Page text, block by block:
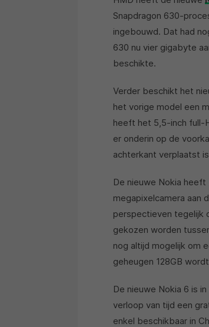
Snapdragon 630-
ingebouwd. Dat had
630 nu vier gigabyte
beschikte.
Verder beschikt het
het vorige model een
heeft het 5,5-inch full-
er onderin op de
achterkant verplaatst
De nieuwe Nokia heeft
megapixelcamera aan
perspectieven tegelijk
gekozen worden
nog altijd mogelijk om
geheugen 128GB
De nieuwe Nokia 6 is
verloop van tijd een
enkel beschikbaar in